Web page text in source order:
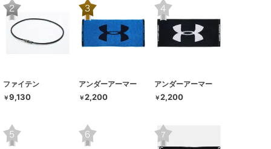
ファイテン
￥9,130
アンダーアーマー
￥2,200
アンダーアーマー
￥2,200